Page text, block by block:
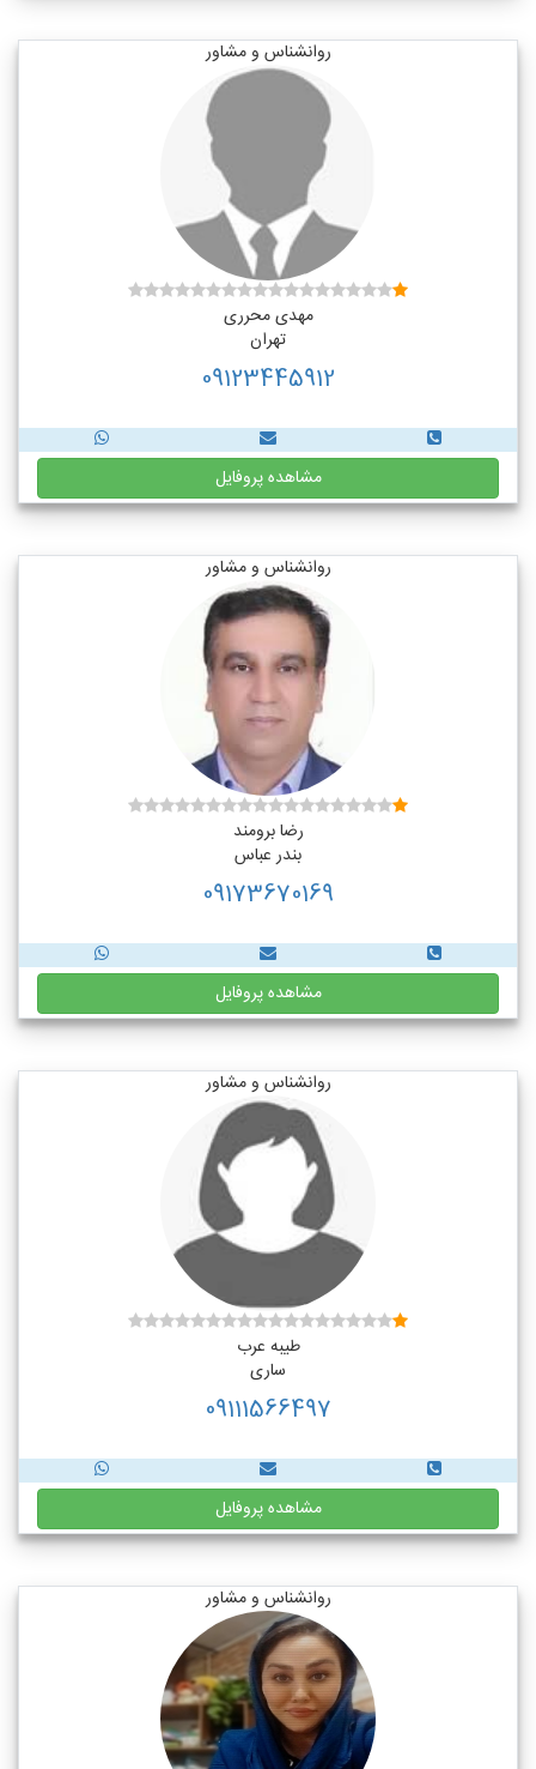
روانشناس و مشاور
مهدی محرری
تهران
09123445912
مشاهده پروفایل
روانشناس و مشاور
رضا برومند
بندر عباس
09173670169
مشاهده پروفایل
روانشناس و مشاور
طیبه عرب
ساری
09111566497
مشاهده پروفایل
روانشناس و مشاور